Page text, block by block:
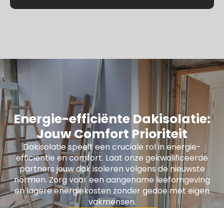
Energie-efficiënte Dakisolatie:
Jouw Comfort Prioriteit
Dakisolatie speelt een cruciale rol in energie-
efficiëntie en comfort. Laat onze gekwalificeerde
partners jouw dak isoleren volgens de nieuwste
normen. Zorg voor een aangename leefomgeving
en lagere energiekosten zonder gedoe met eigen
vakmensen.